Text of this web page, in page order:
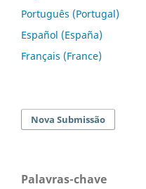
Português (Portugal)
Español (España)
Français (France)
Nova Submissão
Palavras-chave